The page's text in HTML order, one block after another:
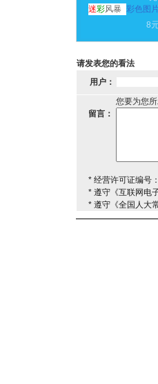
迷彩风暴 彩色图
8
请发表您的看法
用户：
您要为您
留言：
* 经营许可证编号
* 遵守《互联网电
* 遵守《全国人大